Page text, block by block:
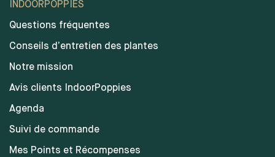
INDOORPOPPIES
Questions fréquentes
Conseils d’entretien des plantes
Notre mission
Avis clients IndoorPoppies
Agenda
Suivi de commande
Mes Points et Récompenses